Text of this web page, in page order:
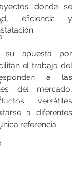
donde se
eficiencia y
su apuesta por
el trabajo del
a las
del mercado,
versátiles
a diferentes
referencia.